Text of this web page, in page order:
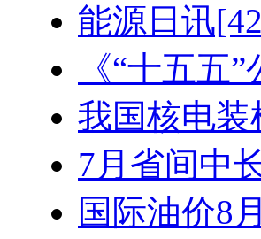
能源日讯
《“十五五
我国核电装
7月省间中
国际油价8